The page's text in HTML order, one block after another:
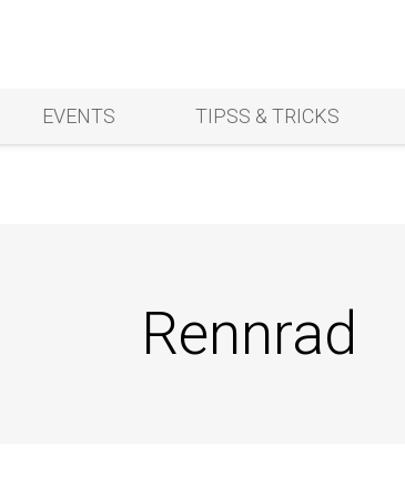
EVENTS TIPSS & TRICKS
Rennrad